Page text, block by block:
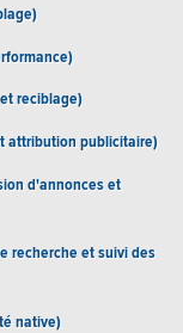
reciblage)
attribution publicitaire)
d'annonces et
recherche et suivi des
native)